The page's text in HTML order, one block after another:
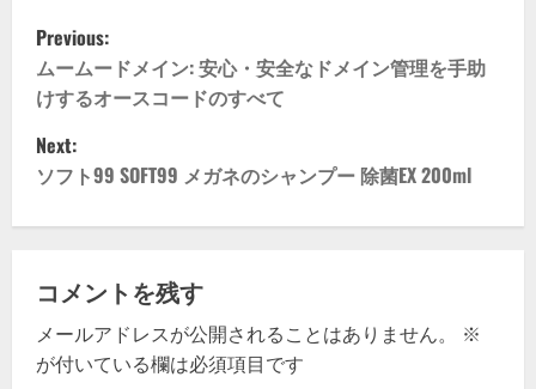
P
o
s
t
n
a
v
Previous:
ムームードメイン: 安心・安全なドメイン管理を手助
けするオースコードのすべて
Next:
ソフト99 SOFT99 メガネのシャンプー 除菌EX 200ml
コメントを残す
メールアドレスが公開されることはありません。
※
が付いている欄は必須項目です